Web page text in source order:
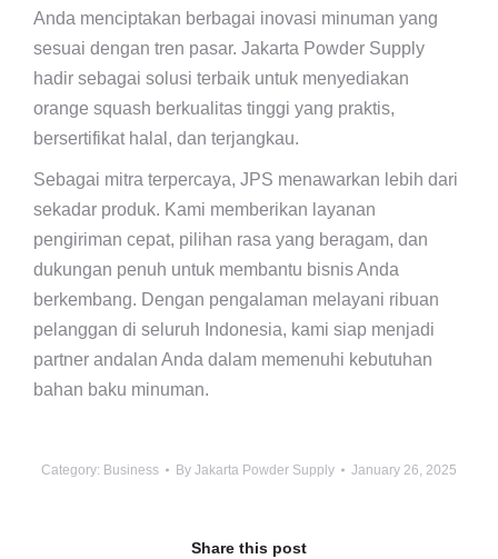
Anda menciptakan berbagai inovasi minuman yang
sesuai dengan tren pasar. Jakarta Powder Supply
hadir sebagai solusi terbaik untuk menyediakan
orange squash berkualitas tinggi yang praktis,
bersertifikat halal, dan terjangkau.
Sebagai mitra terpercaya, JPS menawarkan lebih dari
sekadar produk. Kami memberikan layanan
pengiriman cepat, pilihan rasa yang beragam, dan
dukungan penuh untuk membantu bisnis Anda
berkembang. Dengan pengalaman melayani ribuan
pelanggan di seluruh Indonesia, kami siap menjadi
partner andalan Anda dalam memenuhi kebutuhan
bahan baku minuman.
Category: Business By Jakarta Powder Supply January 26, 2025
Share this post